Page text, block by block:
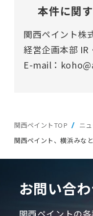
本件に関
関西ペイント株
経営企画本部 IR
E-mail：
関西ペイントTOP
ニ
関西ペイント、横浜みな
お問い合
関西ペイントの